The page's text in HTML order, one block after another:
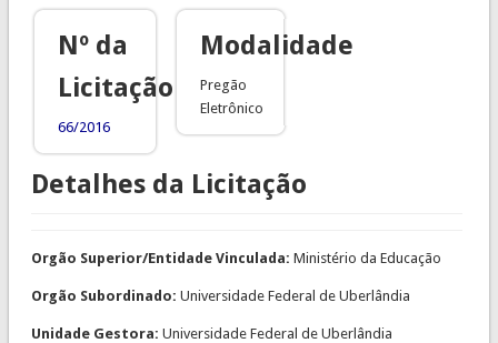
Nº da
Licitação
66/2016
Modalidade
Pregão
Eletrônico
Detalhes da Licitação
Orgão Superior/Entidade Vinculada: Ministério da Educação
Orgão Subordinado: Universidade Federal de Uberlândia
Unidade Gestora: Universidade Federal de Uberlândia